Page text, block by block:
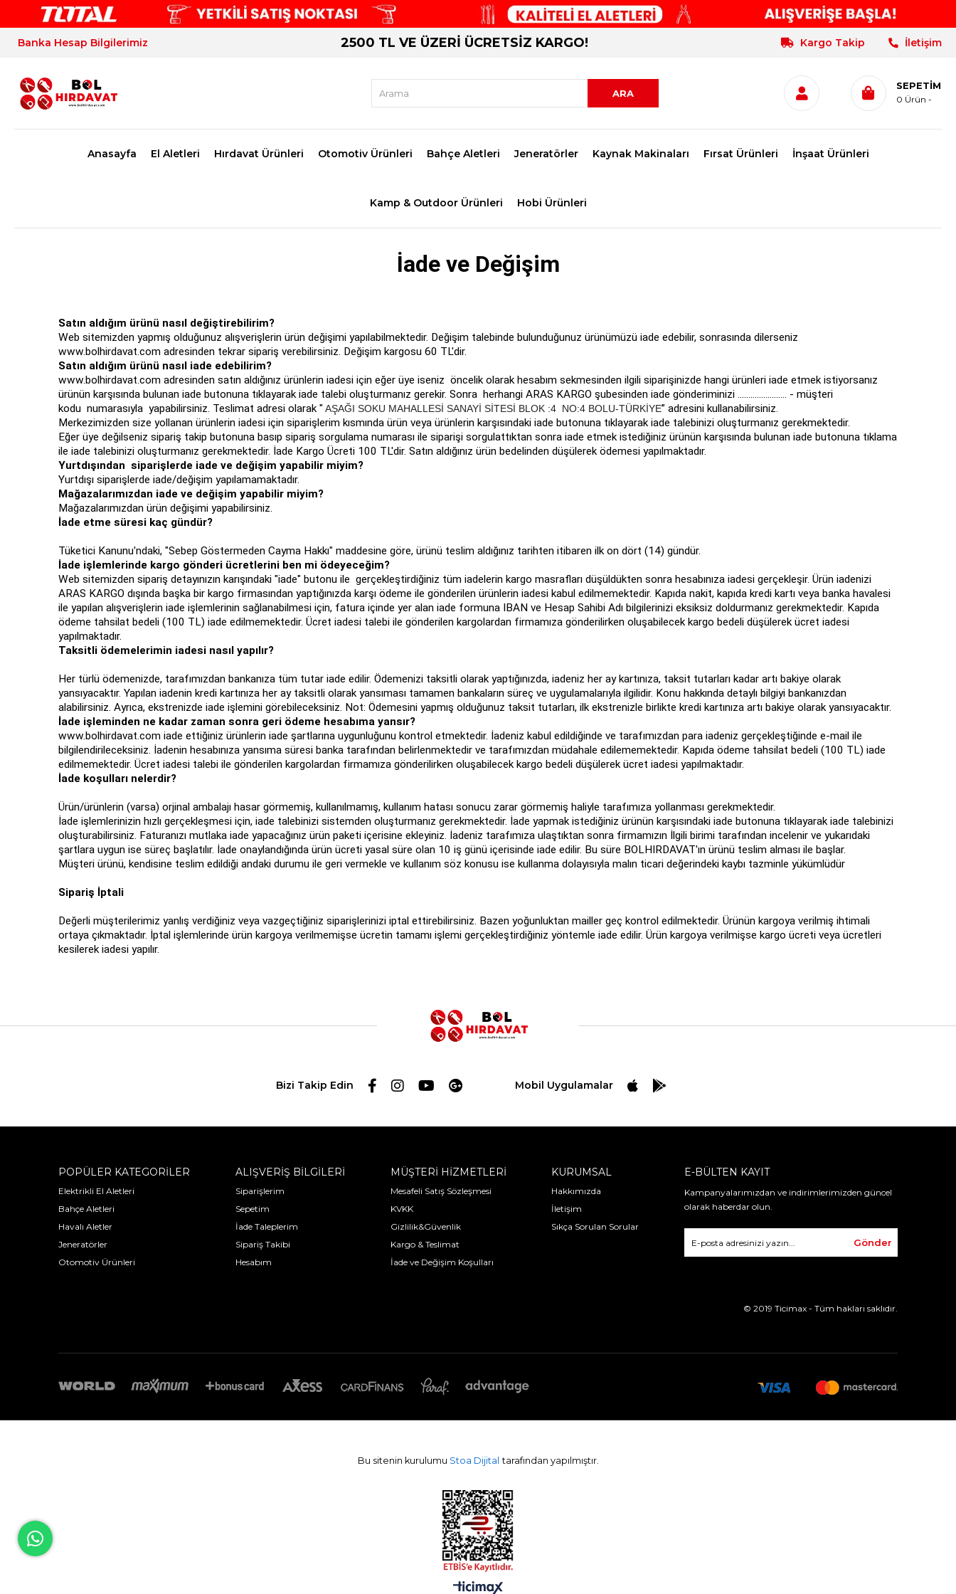
Banka Hesap Bilgilerimiz 2500 TL VE ÜZERİ ÜCRETSİZ KARGO! Kargo Takip İletişim
SEPETIM
0 Ürün
Anasayfa El Aletleri Hırdavat Ürünleri Otomotiv Ürünleri Bahçe Aletleri Jeneratörler Kaynak Makinaları Fırsat Ürünleri İnşaat Ürünleri
Kamp & Outdoor Ürünleri Hobi Ürünleri
İade ve Değişim
Satın aldığım ürünü nasıl değiştirebilirim?
Web sitemizden yapmış olduğunuz alışverişlerin ürün değişimi yapılabilmektedir. Değişim talebinde bulunduğunuz ürünümüzü iade edebilir, sonrasında dilerseniz
www.bolhirdavat.com adresinden tekrar sipariş verebilirsiniz. Değişim kargosu 60 TL'dir.
Satın aldığım ürünü nasıl iade edebilirim?
www.bolhirdavat.com adresinden satın aldığınız ürünlerin iadesi için eğer üye iseniz öncelik olarak hesabım sekmesinden ilgili siparişinizde hangi ürünleri iade etmek istiyorsanız
ürünün karşısında bulunan iade butonuna tıklayarak iade talebi oluşturmanız gerekir. Sonra herhangi ARAS KARGO şubesinden iade gönderiminizi ....................... - müşteri
kodu numarasıyla yapabilirsiniz. Teslimat adresi olarak " AŞAĞI SOKU MAHALLESİ SANAYİ SİTESİ BLOK :4 NO:4 BOLU-TÜRKİYE” adresini kullanabilirsiniz.
Merkezimizden size yollanan ürünlerin iadesi için siparişlerim kısmında ürün veya ürünlerin karşısındaki iade butonuna tıklayarak iade talebinizi oluşturmanız gerekmektedir.
Eğer üye değilseniz sipariş takip butonuna basıp sipariş sorgulama numarası ile siparişi sorgulattıktan sonra iade etmek istediğiniz ürünün karşısında bulunan iade butonuna tıklama
ile iade talebinizi oluşturmanız gerekmektedir. İade Kargo Ücreti 100 TL'dir. Satın aldığınız ürün bedelinden düşülerek ödemesi yapılmaktadır.
Yurtdışından siparişlerde iade ve değişim yapabilir miyim?
Yurtdışı siparişlerde iade/değişim yapılamamaktadır.
Mağazalarımızdan iade ve değişim yapabilir miyim?
Mağazalarımızdan ürün değişimi yapabilirsiniz.
İade etme süresi kaç gündür?
Tüketici Kanunu'ndaki, "Sebep Göstermeden Cayma Hakkı" maddesine göre, ürünü teslim aldığınız tarihten itibaren ilk on dört (14) gündür.
İade işlemlerinde kargo gönderi ücretlerini ben mi ödeyeceğim?
Web sitemizden sipariş detayınızın karışındaki "iade" butonu ile gerçekleştirdiğiniz tüm iadelerin kargo masrafları düşüldükten sonra hesabınıza iadesi gerçekleşir. Ürün iadenizi
ARAS KARGO dışında başka bir kargo firmasından yaptığınızda karşı ödeme ile gönderilen ürünlerin iadesi kabul edilmemektedir. Kapıda nakit, kapıda kredi kartı veya banka havalesi
ile yapılan alışverişlerin iade işlemlerinin sağlanabilmesi için, fatura içinde yer alan iade formuna IBAN ve Hesap Sahibi Adı bilgilerinizi eksiksiz doldurmanız gerekmektedir. Kapıda
ödeme tahsilat bedeli (100 TL) iade edilmemektedir. Ücret iadesi talebi ile gönderilen kargolardan firmamıza gönderilirken oluşabilecek kargo bedeli düşülerek ücret iadesi
yapılmaktadır.
Taksitli ödemelerimin iadesi nasıl yapılır?
Her türlü ödemenizde, tarafımızdan bankanıza tüm tutar iade edilir. Ödemenizi taksitli olarak yaptığınızda, iadeniz her ay kartınıza, taksit tutarları kadar artı bakiye olarak
yansıyacaktır. Yapılan iadenin kredi kartınıza her ay taksitli olarak yansıması tamamen bankaların süreç ve uygulamalarıyla ilgilidir. Konu hakkında detaylı bilgiyi bankanızdan
alabilirsiniz. Ayrıca, ekstrenizde iade işlemini görebileceksiniz. Not: Ödemesini yapmış olduğunuz taksit tutarları, ilk ekstrenizle birlikte kredi kartınıza artı bakiye olarak yansıyacaktır.
İade işleminden ne kadar zaman sonra geri ödeme hesabıma yansır?
www.bolhirdavat.com iade ettiğiniz ürünlerin iade şartlarına uygunluğunu kontrol etmektedir. İadeniz kabul edildiğinde ve tarafımızdan para iadeniz gerçekleştiğinde e-mail ile
bilgilendirileceksiniz. İadenin hesabınıza yansıma süresi banka tarafından belirlenmektedir ve tarafımızdan müdahale edilememektedir. Kapıda ödeme tahsilat bedeli (100 TL) iade
edilmemektedir. Ücret iadesi talebi ile gönderilen kargolardan firmamıza gönderilirken oluşabilecek kargo bedeli düşülerek ücret iadesi yapılmaktadır.
İade koşulları nelerdir?
Ürün/ürünlerin (varsa) orjinal ambalajı hasar görmemiş, kullanılmamış, kullanım hatası sonucu zarar görmemiş haliyle tarafımıza yollanması gerekmektedir.
İade işlemlerinizin hızlı gerçekleşmesi için, iade talebinizi sistemden oluşturmanız gerekmektedir. İade yapmak istediğiniz ürünün karşısındaki iade butonuna tıklayarak iade talebinizi
oluşturabilirsiniz. Faturanızı mutlaka iade yapacağınız ürün paketi içerisine ekleyiniz. İadeniz tarafımıza ulaştıktan sonra firmamızın İlgili birimi tarafından incelenir ve yukarıdaki
şartlara uygun ise süreç başlatılır. İade onaylandığında ürün ücreti yasal süre olan 10 iş günü içerisinde iade edilir. Bu süre BOLHIRDAVAT'ın ürünü teslim alması ile başlar.
Müşteri ürünü, kendisine teslim edildiği andaki durumu ile geri vermekle ve kullanım söz konusu ise kullanma dolayısıyla malın ticari değerindeki kaybı tazminle yükümlüdür
Sipariş İptali
Değerli müşterilerimiz yanlış verdiğiniz veya vazgeçtiğiniz siparişlerinizi iptal ettirebilirsiniz. Bazen yoğunluktan mailler geç kontrol edilmektedir. Ürünün kargoya verilmiş ihtimali
ortaya çıkmaktadır. İptal işlemlerinde ürün kargoya verilmemişse ücretin tamamı işlemi gerçekleştirdiğiniz yöntemle iade edilir. Ürün kargoya verilmişse kargo ücreti veya ücretleri
kesilerek iadesi yapılır.
Bizi Takip Edin Mobil Uygulamalar
POPÜLER KATEGORİLER
Elektrikli El Aletleri
Bahçe Aletleri
Havalı Aletler
Jeneratörler
Otomotiv Ürünleri
ALIŞVERİŞ BİLGİLERİ
Siparişlerim
Sepetim
İade Taleplerim
Sipariş Takibi
Hesabım
MÜŞTERİ HİZMETLERİ
Mesafeli Satış Sözleşmesi
KVKK
Gizlilik&Güvenlik
Kargo & Teslimat
İade ve Değişim Koşulları
KURUMSAL
Hakkımızda
İletişim
Sıkça Sorulan Sorular
E-BÜLTEN KAYIT
Kampanyalarımızdan ve indirimlerimizden güncel
olarak haberdar olun.
Gönder
© 2019 Ticimax - Tüm hakları saklıdır.
Bu sitenin kurulumu Stoa Dijital tarafından yapılmıştır.